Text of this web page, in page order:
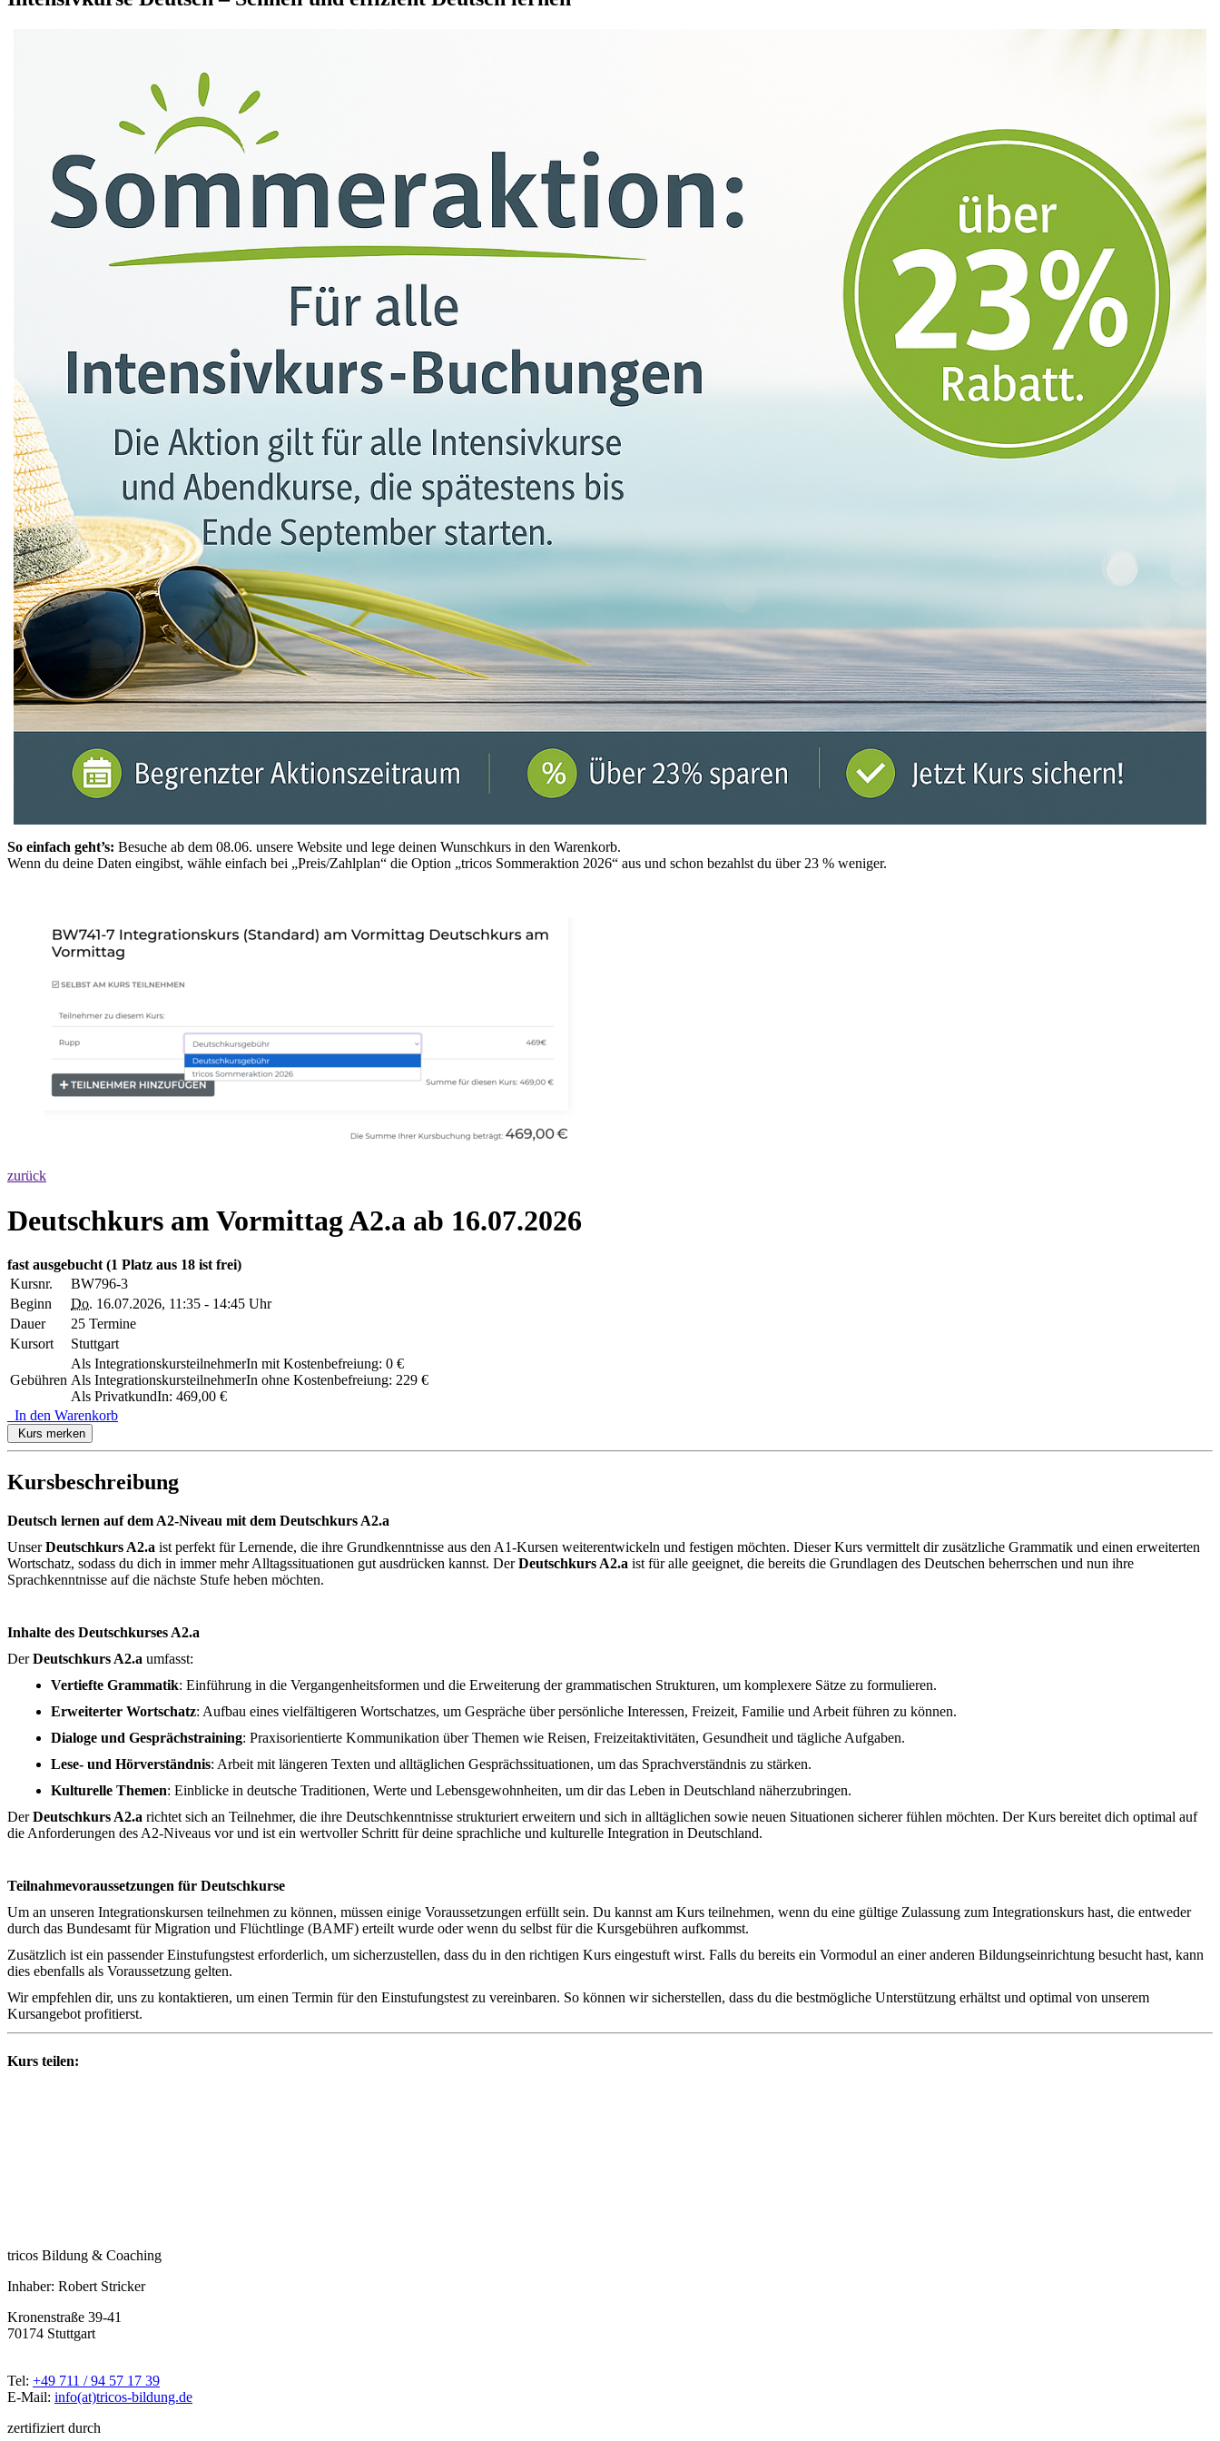
So einfach geht’s: Besuche ab dem 08.06. unsere Website und lege deinen Wunschkurs in den Warenkorb.
Wenn du deine Daten eingibst, wähle einfach bei „Preis/Zahlplan“ die Option „tricos Sommeraktion 2026“ aus und schon bezahlst du über 23 % weniger.
zurück
Deutschkurs am Vormittag A2.a ab 16.07.2026
fast ausgebucht (1 Platz aus 18 ist frei)
Kursnr.
BW796-3
Beginn
Do. 16.07.2026, 11:35 - 14:45 Uhr
Dauer
25 Termine
Kursort
Stuttgart
Gebühren
Als IntegrationskursteilnehmerIn mit Kostenbefreiung: 0 €
Als IntegrationskursteilnehmerIn ohne Kostenbefreiung: 229 €
Als PrivatkundIn: 469,00 €
In den Warenkorb
Kurs merken
Kursbeschreibung
Deutsch lernen auf dem A2-Niveau mit dem Deutschkurs A2.a
UnserDeutschkurs A2.a ist perfekt für Lernende, die ihre Grundkenntnisse aus den A1-Kursen weiterentwickeln und festigen möchten. Dieser Kurs vermittelt dir zusätzliche Grammatik und einen erweiterten
Wortschatz, sodass du dich in immer mehr Alltagssituationen gut ausdrücken kannst. DerDeutschkurs A2.a ist für alle geeignet, die bereits die Grundlagen des Deutschen beherrschen und nun ihre
Sprachkenntnisse auf die nächste Stufe heben möchten.
Inhalte des Deutschkurses A2.a
DerDeutschkurs A2.a umfasst:
Vertiefte Grammatik: Einführung in die Vergangenheitsformen und die Erweiterung der grammatischen Strukturen, um komplexere Sätze zu formulieren.
Erweiterter Wortschatz: Aufbau eines vielfältigeren Wortschatzes, um Gespräche über persönliche Interessen, Freizeit, Familie und Arbeit führen zu können.
Dialoge und Gesprächstraining: Praxisorientierte Kommunikation über Themen wie Reisen, Freizeitaktivitäten, Gesundheit und tägliche Aufgaben.
Lese- und Hörverständnis: Arbeit mit längeren Texten und alltäglichen Gesprächssituationen, um das Sprachverständnis zu stärken.
Kulturelle Themen: Einblicke in deutsche Traditionen, Werte und Lebensgewohnheiten, um dir das Leben in Deutschland näherzubringen.
DerDeutschkurs A2.a richtet sich an Teilnehmer, die ihre Deutschkenntnisse strukturiert erweitern und sich in alltäglichen sowie neuen Situationen sicherer fühlen möchten. Der Kurs bereitet dich optimal auf
die Anforderungen des A2-Niveaus vor und ist ein wertvoller Schritt für deine sprachliche und kulturelle Integration in Deutschland.
Teilnahmevoraussetzungen für Deutschkurse
Um an unseren Integrationskursen teilnehmen zu können, müssen einige Voraussetzungen erfüllt sein. Du kannst am Kurs teilnehmen, wenn du eine gültige Zulassung zum Integrationskurs hast, die entweder
durch das Bundesamt für Migration und Flüchtlinge (BAMF) erteilt wurde oder wenn du selbst für die Kursgebühren aufkommst.
Zusätzlich ist ein passender Einstufungstest erforderlich, um sicherzustellen, dass du in den richtigen Kurs eingestuft wirst. Falls du bereits ein Vormodul an einer anderen Bildungseinrichtung besucht hast, kann
dies ebenfalls als Voraussetzung gelten.
Wir empfehlen dir, uns zu kontaktieren, um einen Termin für den Einstufungstest zu vereinbaren. So können wir sicherstellen, dass du die bestmögliche Unterstützung erhältst und optimal von unserem
Kursangebot profitierst.
Kurs teilen:
tricos Bildung & Coaching
Inhaber: Robert Stricker
Kronenstraße 39-41
70174 Stuttgart
Tel: +49 711 / 94 57 17 39
E-Mail: info(at)tricos-bildung.de
zertifiziert durch